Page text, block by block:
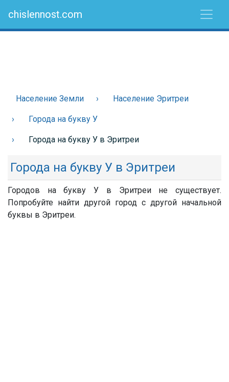
chislennost.com
Население Земли Население Эритреи
Города на букву У
Города на букву У в Эритреи
Города на букву У в Эритреи
Городов на букву У в Эритреи не существует.
Попробуйте найти другой город с другой начальной
буквы в Эритреи.